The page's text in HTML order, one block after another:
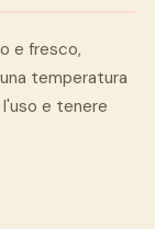
e fresco,
temperatura
l'uso e tenere